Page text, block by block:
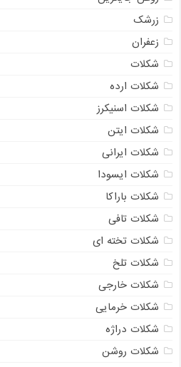
زرشک
زعفران
شکلات
شکلات ارده
شکلات اسنیکرز
شکلات ایتن
شکلات ایرانی
شکلات ایسودا
شکلات باراکا
شکلات تافی
شکلات تخته ای
شکلات تلخ
شکلات خارجی
شکلات خرمایی
شکلات دراژه
شکلات روشن